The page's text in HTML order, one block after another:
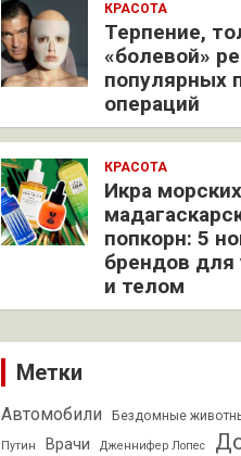
КРАСОТА
Терпение,
«болевой»
популярных
операций
КРАСОТА
Икра
попкорн: 5
брендов для
и телом
Метки
Автомобили Бездомные
Путин Врачи Дженнифер Лопес